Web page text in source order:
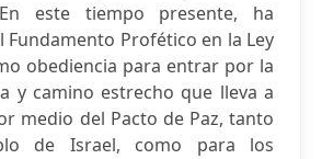
este tiempo presente, ha
Fundamento Profético en la Ley
obediencia para entrar por la
y camino estrecho que lleva a
medio del Pacto de Paz, tanto
de Israel, como para los